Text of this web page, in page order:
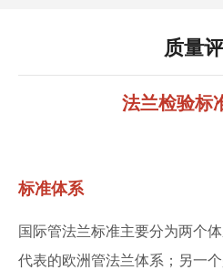
质量
法兰检验标
标准体系
国际管法兰标准主要分为两个
代表的欧洲管法兰体系；另一